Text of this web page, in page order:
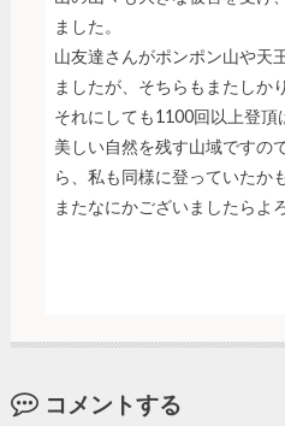
ました。
山友達さんがポンポン山や天
ましたが、そちらもまたしか
それにしても1100回以上登頂
美しい自然を残す山域ですの
ら、私も同様に登っていたか
またなにかございましたらよ
コメントする